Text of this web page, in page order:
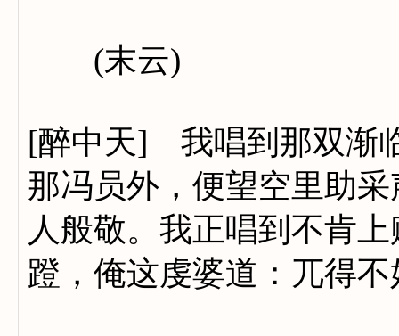
(末云)
[醉中天] 我唱到那双渐
那冯员外，便望空里助
人般敬。我正唱到不肯
蹬，俺这虔婆道：兀得